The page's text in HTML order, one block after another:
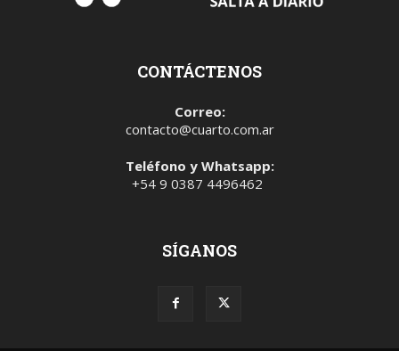
CONTÁCTENOS
Correo:
contacto@cuarto.com.ar
Teléfono y Whatsapp:
+54 9 0387 4496462
SÍGANOS